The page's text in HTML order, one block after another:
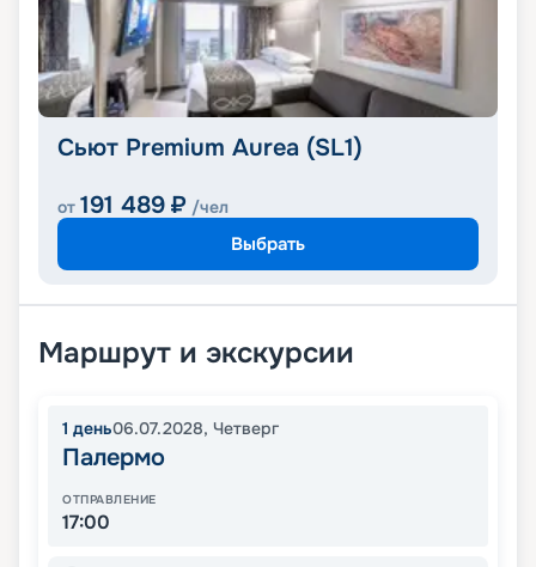
Сьют Premium Aurea (SL1)
от 191 489 ₽ /чел
Выбрать
Маршрут и экскурсии
1 день06.07.2028, Четверг
Палермо
ОТПРАВЛЕНИЕ
17:00